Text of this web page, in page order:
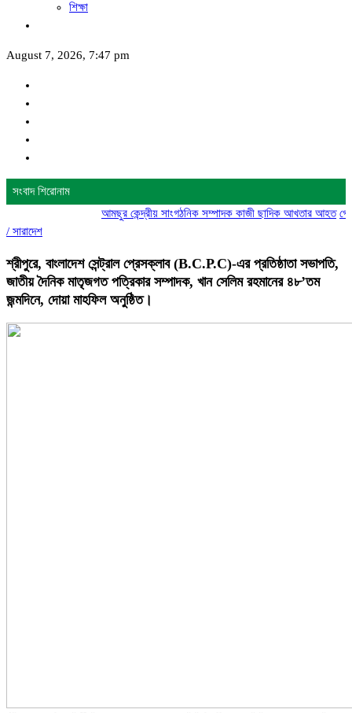
শিক্ষা
August 7, 2026, 7:47 pm
সংবাদ শিরোনাম
আমছুর কেন্দ্রীয় সাংগঠনিক সম্পাদক কাজী ছাদিক আখতার আহত
/ সারাদেশ
শ্রীপুরে, বাংলাদেশ সেন্ট্রাল প্রেসক্লাব (B.C.P.C)-এর প্রতিষ্ঠাতা সভাপতি,
জাতীয় দৈনিক মাতৃজগত পত্রিকার সম্পাদক, খান সেলিম রহমানের ৪৮’তম
জন্মদিনে, দোয়া মাহফিল অনুষ্ঠিত।